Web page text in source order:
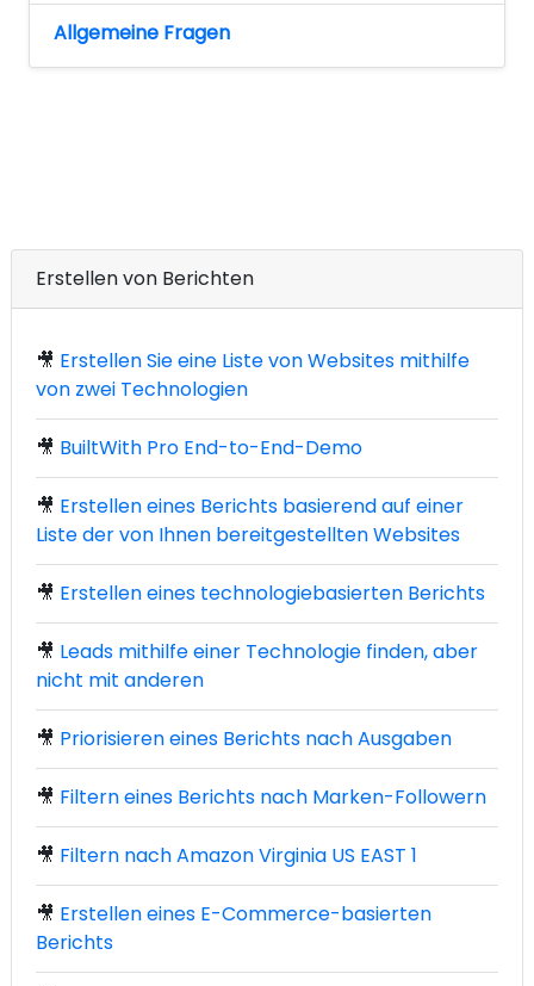
Allgemeine Fragen
Erstellen von Berichten
🎥 Erstellen Sie eine Liste von Websites mithilfe
von zwei Technologien
🎥 BuiltWith Pro End-to-End-Demo
🎥 Erstellen eines Berichts basierend auf einer
Liste der von Ihnen bereitgestellten Websites
🎥 Erstellen eines technologiebasierten Berichts
🎥 Leads mithilfe einer Technologie finden, aber
nicht mit anderen
🎥 Priorisieren eines Berichts nach Ausgaben
🎥 Filtern eines Berichts nach Marken-Followern
🎥 Filtern nach Amazon Virginia US EAST 1
🎥 Erstellen eines E-Commerce-basierten
Berichts